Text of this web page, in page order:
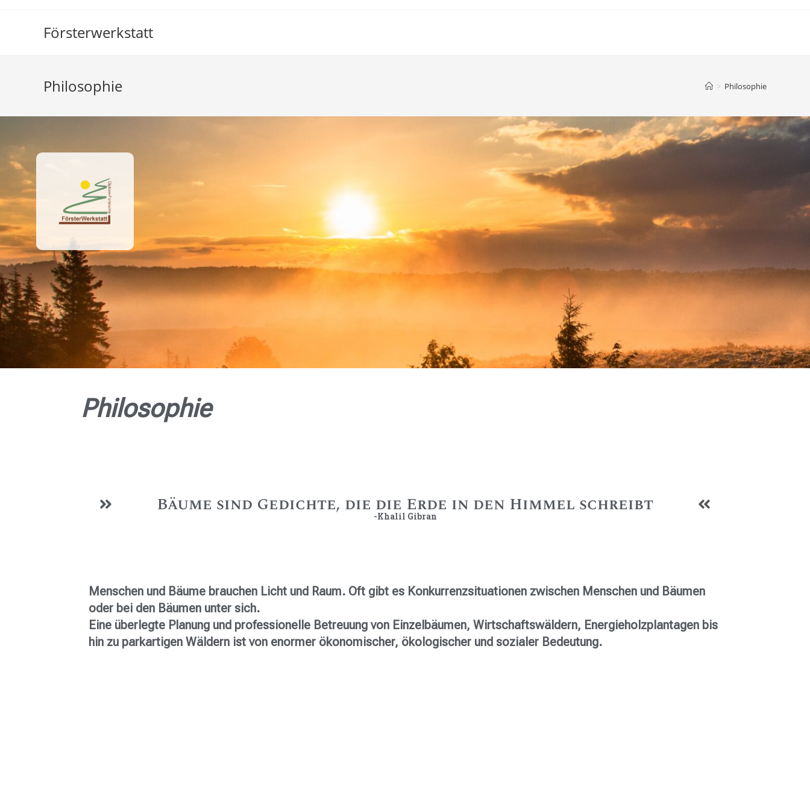
Försterwerkstatt
Philosophie > Philosophie
Philosophie
Bäume sind Gedichte, die die Erde in den Himmel schreibt
-Khalil Gibran
Menschen und Bäume brauchen Licht und Raum. Oft gibt es Konkurrenzsituationen zwischen Menschen und Bäumen
oder bei den Bäumen unter sich.
Eine überlegte Planung und professionelle Betreuung von Einzelbäumen, Wirtschaftswäldern, Energieholzplantagen bis
hin zu parkartigen Wäldern ist von enormer ökonomischer, ökologischer und sozialer Bedeutung.